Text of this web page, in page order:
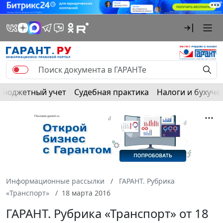
Бюджетный учет Судебная практика Налоги и
Информационные рассылки
ГАРАНТ. Рубрика
«Транспорт»
18 марта 2016
ГАРАНТ. Рубрика «Транспорт» от 18